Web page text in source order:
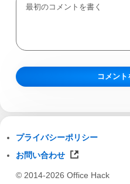
プライバシーポリシー
お問い合わせ
© 2014-2026 Office Hack